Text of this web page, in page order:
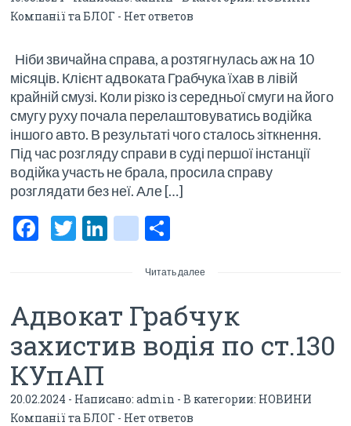
Компанії та БЛОГ - Нет ответов
Ніби звичайна справа, а розтягнулась аж на 10
місяців. Клієнт адвоката Грабчука їхав в лівій
крайній смузі. Коли різко із середньої смуги на його
смугу руху почала перелаштовуватись водійка
іншого авто. В результаті чого сталось зіткнення.
Під час розгляду справи в суді першої інстанції
водійка участь не брала, просила справу
розглядати без неї. Але […]
F
o
o
k
T
Li
n
bl
g
g
er
_p
t
р
а
в
и
Читать далее
Адвокат Грабчук
захистив водія по ст.130
КУпАП
20.02.2024 - Написано:admin - В категории: НОВИНИ
Компанії та БЛОГ - Нет ответов